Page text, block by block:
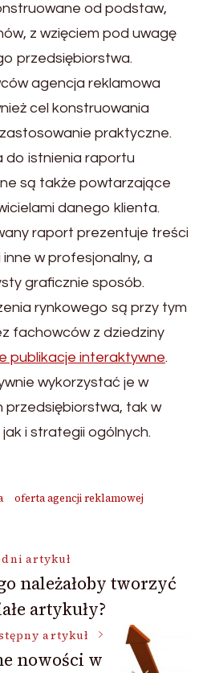
od podstaw,
z wzięciem pod uwagę
przedsiębiorstwa.
agencja reklamowa
cel konstruowania
praktyczne.
do istnienia raportu
są także powtarzające
danego klienta.
raport prezentuje treści
w profesjonalny, a
graficznie sposób.
rynkowego są przy tym
fachowców z dziedziny
publikacje interaktywne.
wykorzystać je w
przedsiębiorstwa, tak w
i strategii ogólnych.
oferta agencji reklamowej
artykuł
należałoby tworzyć
artykuły?
artykuł
nowości w